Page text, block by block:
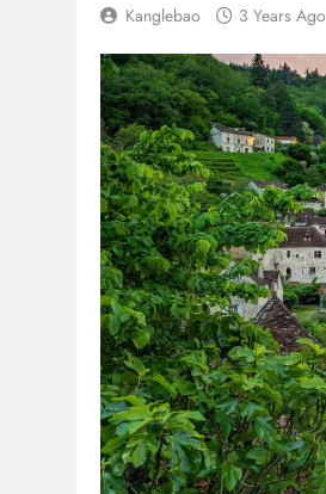
Kanglebao 3 Years Ago